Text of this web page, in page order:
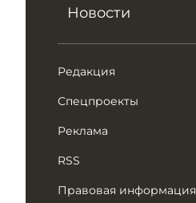
Новости
Редакция
Спецпроекты
Реклама
RSS
Правовая информация